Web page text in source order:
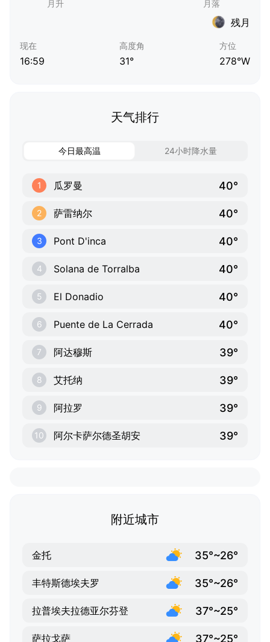
残月
现在
16:59
高度角
31°
方位
278°W
天气排行
今日最高温 24小时降水量
1 瓜罗曼 40°
2 萨雷纳尔 40°
3 Pont D'inca 40°
4 Solana de Torralba 40°
5 El Donadio 40°
6 Puente de La Cerrada 40°
7 阿达穆斯 39°
8 艾托纳 39°
9 阿拉罗 39°
10 阿尔卡萨尔德圣胡安 39°
附近城市
金托 35°~26°
丰特斯德埃夫罗 35°~26°
拉普埃夫拉德亚尔芬登 37°~25°
萨拉戈萨 37°~25°